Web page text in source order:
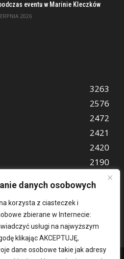
danych osobowych
korzysta z ciasteczek i
zbierane w Internecie:
usługi na najwyższym
klikając AKCEPTUJĘ,
dane osobowe takie jak adresy
eventu w Marinie Kleczków
2026
3263
2576
2472
2421
2420
2190
1997
849